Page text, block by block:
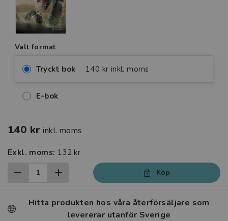
Valt format
Tryckt bok 140 kr inkl. moms
E-bok
140 kr inkl. moms
Exkl. moms: 132 kr
Köp
Hitta produkten hos våra återförsäljare som
levererar utanför Sverige